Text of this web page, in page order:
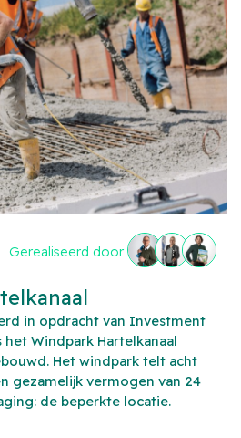
Gerealiseerd door
in opdracht van Investment
Windpark Hartelkanaal
Het windpark telt acht
gezamelijk vermogen van 24
de beperkte locatie.